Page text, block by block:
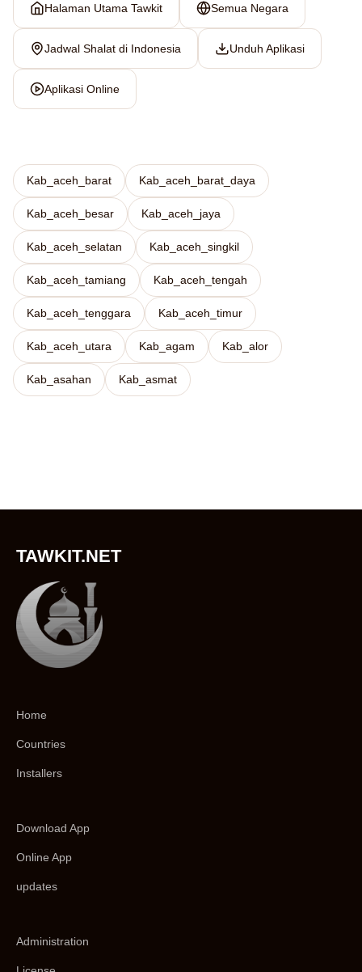
Halaman Utama Tawkit Semua Negara
Jadwal Shalat di Indonesia Unduh Aplikasi
Aplikasi Online
Kab_aceh_barat Kab_aceh_barat_daya
Kab_aceh_besar Kab_aceh_jaya
Kab_aceh_selatan Kab_aceh_singkil
Kab_aceh_tamiang Kab_aceh_tengah
Kab_aceh_tenggara Kab_aceh_timur
Kab_aceh_utara Kab_agam Kab_alor
Kab_asahan Kab_asmat
TAWKIT.NET
Home
Countries
Installers
Download App
Online App
updates
Administration